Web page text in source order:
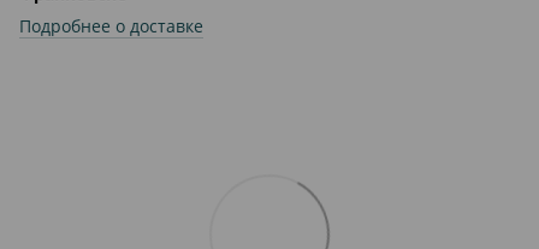
Подробнее о доставке